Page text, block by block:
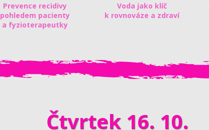
Prevence recidivy
pohledem pacienty
a fyzioterapeutky
Voda jako klíč
k rovnováze a zdraví
Čtvrtek 16. 10.